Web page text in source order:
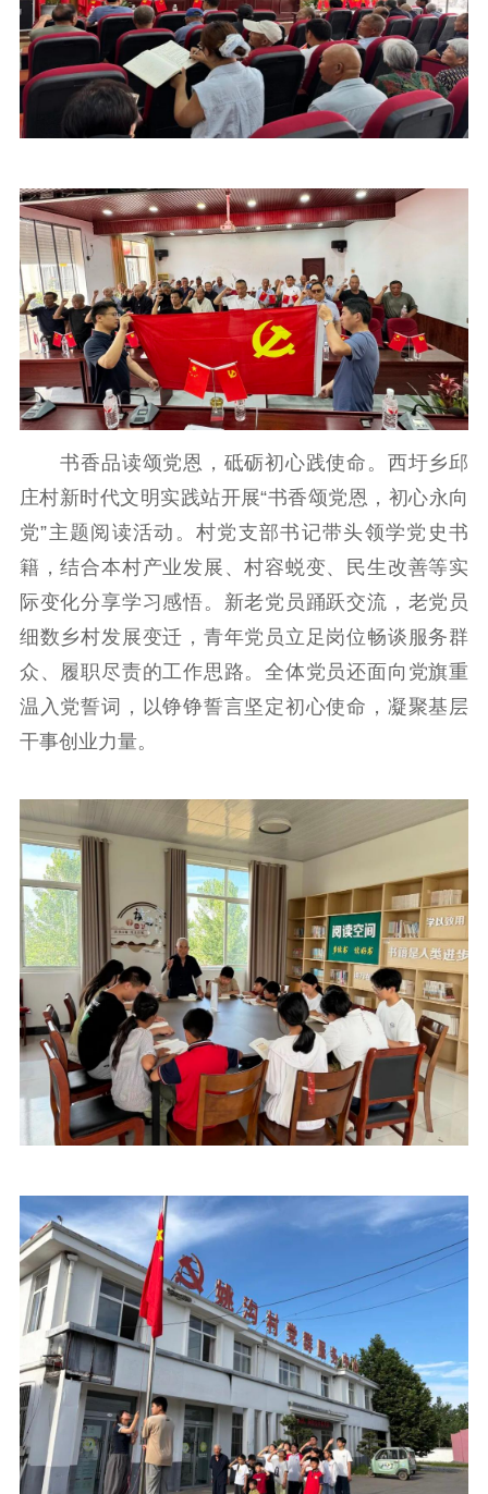
书香品读颂党恩，砥砺初心践使命。西圩乡邱
庄村新时代文明实践站开展“书香颂党恩，初心永向
党”主题阅读活动。村党支部书记带头领学党史书
籍，结合本村产业发展、村容蜕变、民生改善等实
际变化分享学习感悟。新老党员踊跃交流，老党员
细数乡村发展变迁，青年党员立足岗位畅谈服务群
众、履职尽责的工作思路。全体党员还面向党旗重
温入党誓词，以铮铮誓言坚定初心使命，凝聚基层
干事创业力量。